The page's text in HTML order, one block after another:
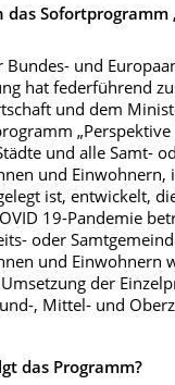
Sofortprogramm
und
hat federführend
und dem
und alle Samt-
und Einwohnern,
ist, entwickelt,
19-Pandemie
oder
und Einwohnern
der
, Mittel- und
das Programm?